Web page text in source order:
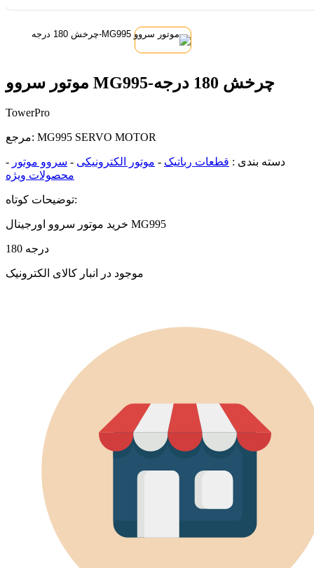
موتور سروو MG995-چرخش 180 درجه
TowerPro
مرجع: MG995 SERVO MOTOR
دسته بندی : قطعات رباتیک - موتور الکترونیکی - سروو موتور -
محصولات ویژه
توضیحات کوتاه:
خرید موتور سروو اورجینال MG995
180 درجه
موجود در انبار کالای الکترونیک